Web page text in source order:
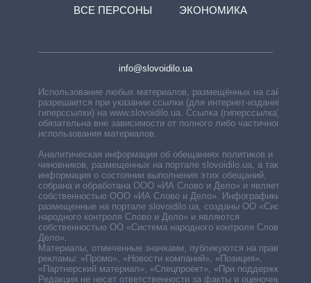
ВСЕ ПЕРСОНЫ
ЭКОНОМИКА
info@slovoidilo.ua
Использование любых материалов, размещённых на сайте,
разрешается при указании ссылки (для интернет-изданий —
гиперссылки) на www.slovoidilo.ua. Ссылка (гиперссылка)
обязательна вне зависимости от полного либо частичного
использования материалов.
Аналитическая информация об обещаниях политиков и
чиновников, размещенных на портале slovoidilo.ua, а также
информация о состоянии выполнения этих обещаний,
собрана и обработана ООО «ИА Слово и Дело» и является
собственностью ООО «ИА Слово и Дело». Инфографики,
размещенные на портале slovoidilo.ua, созданы ОО «Система
народного контроля Слово и Дело» и являются
собственностью ОО «Система народного контроля Слово и
Дело».
Материалы, отмеченные значками, публикуются на правах
рекламы: «Промо», «Новости компаний», «Позиция»,
«Партнерский материал», «Спецпроект», «При поддержке».
Редакция не несет ответственности за факты и оценочные